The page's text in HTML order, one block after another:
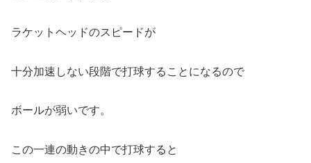
ラケットヘッドのスピードが
十分加速しない段階で打球することになるので
ボールが弱いです。
この一連の動きの中で打球すると